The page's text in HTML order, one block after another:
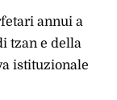
annui a
tzan e della
istituzionale